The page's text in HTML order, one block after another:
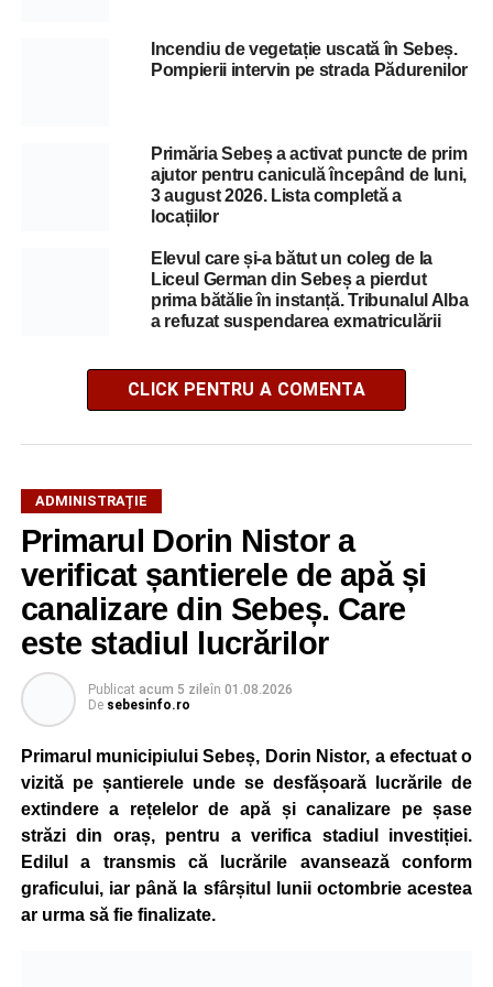
Incendiu de vegetație uscată în Sebeș.
Pompierii intervin pe strada Pădurenilor
Primăria Sebeș a activat puncte de prim
ajutor pentru caniculă începând de luni,
3 august 2026. Lista completă a
locațiilor
Elevul care și-a bătut un coleg de la
Liceul German din Sebeș a pierdut
prima bătălie în instanță. Tribunalul Alba
a refuzat suspendarea exmatriculării
CLICK PENTRU A COMENTA
ADMINISTRAȚIE
Primarul Dorin Nistor a
verificat șantierele de apă și
canalizare din Sebeș. Care
este stadiul lucrărilor
Publicat acum 5 zileîn 01.08.2026
De sebesinfo.ro
Primarul municipiului Sebeș, Dorin Nistor, a efectuat o
vizită pe șantierele unde se desfășoară lucrările de
extindere a rețelelor de apă și canalizare pe șase
străzi din oraș, pentru a verifica stadiul investiției.
Edilul a transmis că lucrările avansează conform
graficului, iar până la sfârșitul lunii octombrie acestea
ar urma să fie finalizate.